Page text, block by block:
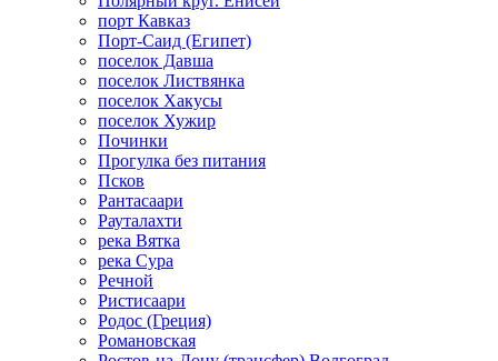
порт Кавказ
Порт-Саид (Египет)
поселок Давша
поселок Листвянка
поселок Хакусы
поселок Хужир
Починки
Прогулка без питания
Псков
Рантасаари
Рауталахти
река Вятка
река Сура
Речной
Ристисаари
Родос (Греция)
Романовская